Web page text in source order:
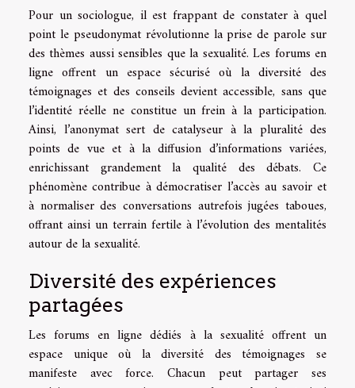
Pour un sociologue, il est frappant de constater à quel
point le pseudonymat révolutionne la prise de parole sur
des thèmes aussi sensibles que la sexualité. Les forums en
ligne offrent un espace sécurisé où la diversité des
témoignages et des conseils devient accessible, sans que
l’identité réelle ne constitue un frein à la participation.
Ainsi, l’anonymat sert de catalyseur à la pluralité des
points de vue et à la diffusion d’informations variées,
enrichissant grandement la qualité des débats. Ce
phénomène contribue à démocratiser l’accès au savoir et
à normaliser des conversations autrefois jugées taboues,
offrant ainsi un terrain fertile à l’évolution des mentalités
autour de la sexualité.
Diversité des expériences
partagées
Les forums en ligne dédiés à la sexualité offrent un
espace unique où la diversité des témoignages se
manifeste avec force. Chacun peut partager ses